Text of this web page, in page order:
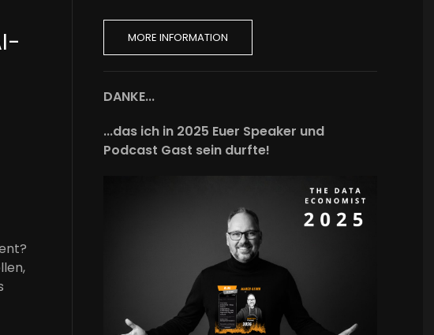
MORE INFORMATION
DANKE...
...das ich in 2025 Euer Speaker und
Podcast Gast sein durfte!